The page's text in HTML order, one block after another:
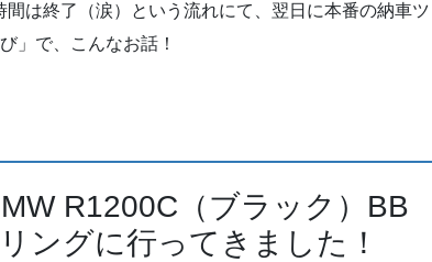
は終了（涙）という流れにて、翌日に本番の納車ツ
」で、こんなお話！
R1200C（ブラック）BB
ングに行ってきました！